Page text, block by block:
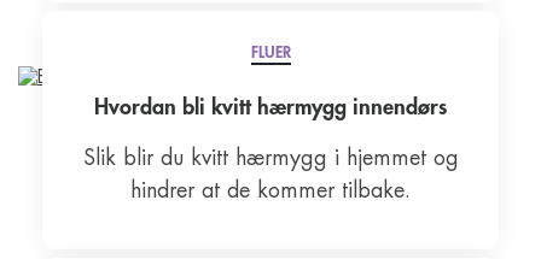
FLUER
Hvordan bli kvitt hærmygg innendørs
Slik blir du kvitt hærmygg i hjemmet og
hindrer at de kommer tilbake.